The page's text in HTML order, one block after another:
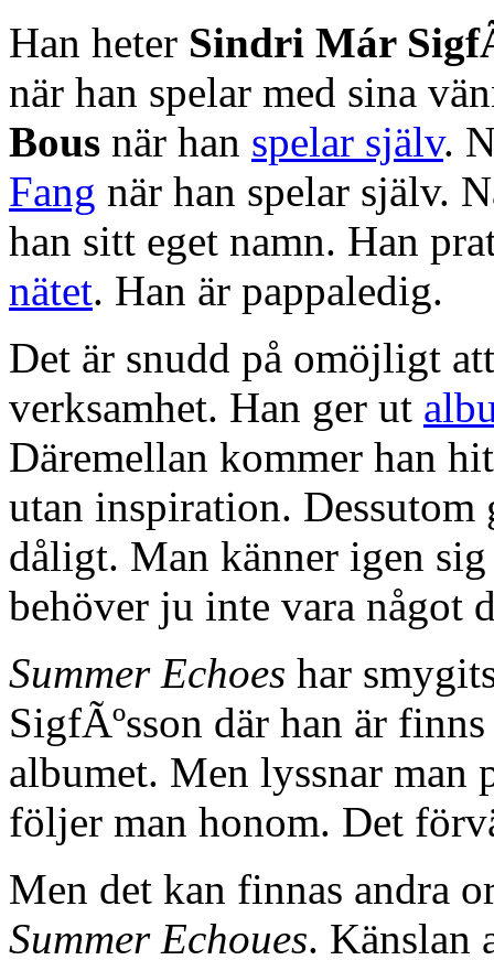
Han heter Sindri Már
när han spelar med sina
Bous när han spelar själv.
Fang när han spelar själv.
han sitt eget namn. Han
nätet. Han är pappaledig.
Det är snudd på omöjligt
verksamhet. Han ger ut
Däremellan kommer han
utan inspiration. Dessutom
dåligt. Man känner igen
behöver ju inte vara något
Summer Echoes har
SigfÃºsson där han är
albumet. Men lyssnar man
följer man honom. Det
Men det kan finnas andra
Summer Echoues. Känslan